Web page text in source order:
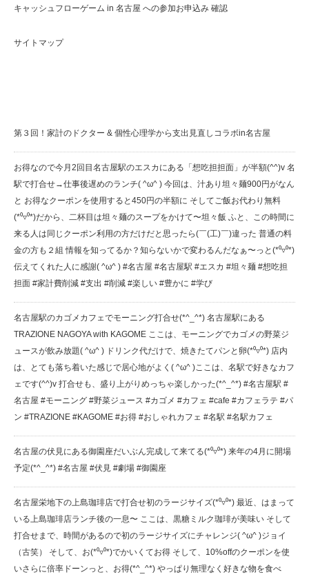
キャッシュフローゲーム in 名古屋 への参加お申込み 確認
サイトマップ
第３回！家計のドクター & 個性心理学から支出見直しコラボin名古屋
お得なので今月2回目️名古屋駅のエスカにある「想吃担担面」が半額(^^)v 名
駅で打合せ→仕事後遅めのランチ( ^ω^ ) 今回は、汁あり坦々麺900円がなん
と️ お得なクーポンを使用すると450円の半額に️ そしてご飯お代わり無料
(*⁰▿⁰*)だから、二杯目は坦々麺のスープをかけて〜坦々飯️ ふと、この時間に
来る人は同じクーポン利用の方だけだと思ったら(￣(工)￣)違った️ 普通の料
金の方も２組 情報を知ってるか？知らないかで変わるんだなぁ〜っと(*⁰▿⁰*)
伝えてくれた人に感謝( ^ω^ ) #名古屋 #名古屋駅 #エスカ #坦々麺 #想吃担
担面 #家計費削減 #支出 #削減 #楽しい #豊かに #学び
名古屋駅のカゴメカフェでモーニング打合せ(*^_^*) 名古屋駅にある
TRAZIONE NAGOYA with KAGOME ここは、モーニングでカゴメの野菜ジ
ュースが飲み放題( ^ω^ ) ドリンク代だけで、焼きたてパンと卵(*⁰▿⁰*) 店内
は、とても落ち着いた感じで居心地がよく( ^ω^ )ここは、名駅で好きなカフ
ェです(^^)v 打合せも、盛り上がり️めっちゃ楽しかった(*^_^*) #名古屋駅 #
名古屋 #モーニング #野菜ジュース #カゴメ #カフェ #cafe #カフェラテ #パ
ン #TRAZIONE #KAGOME #お得 #おしゃれカフェ #名駅 #名駅カフェ
名古屋の伏見にある御園座️だいぶん完成して来てる(*⁰▿⁰*) 来年の4月に開場
予定(*^_^*) #名古屋 #伏見 #劇場 #御園座
名古屋栄地下の上島珈琲店で打合せ️初のラージサイズ(*⁰▿⁰*) 最近、はまって
いる上島珈琲店️ランチ後の一息〜 ここは、黒糖ミルク珈琲が美味い️ そして
打合せまで、時間があるので初のラージサイズにチャレンジ( ^ω^ )ジョイ
（古笑） そして、お(*⁰▿⁰*)でかいくてお得️ そして、10%offのクーポンを使
いさらに倍率ドーンっと、お得(*^_^*) やっぱり無理なく好きな物を食べ